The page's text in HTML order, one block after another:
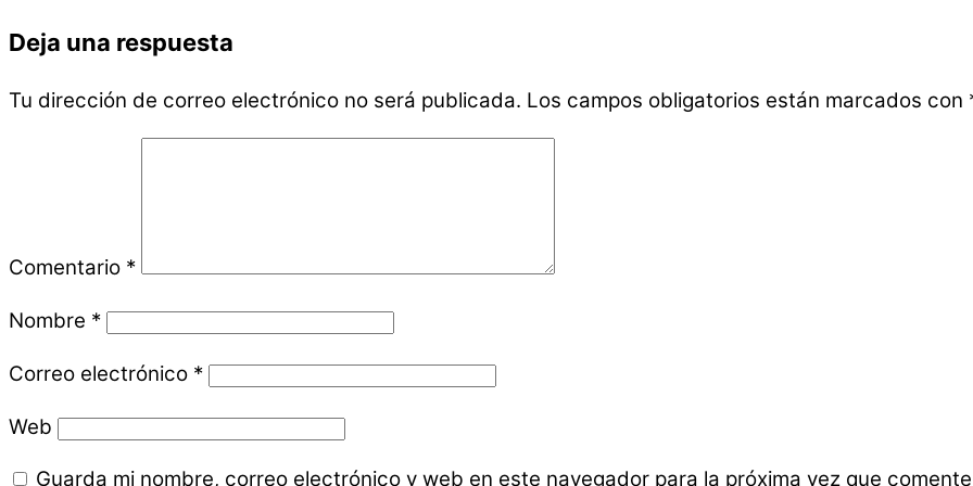
Deja una respuesta
Tu dirección de correo electrónico no será publicada. Los campos obligatorios están marcados con
Comentario *
Nombre *
Correo electrónico *
Web
Guarda mi nombre, correo electrónico y web en este navegador para la próxima vez que